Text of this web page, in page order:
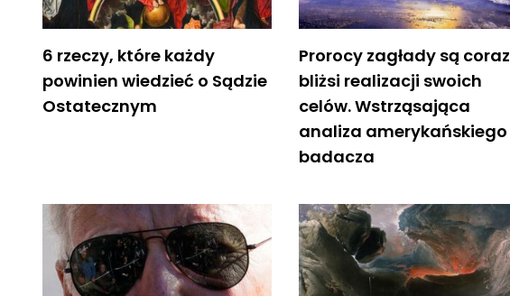
6 rzeczy, które każdy
powinien wiedzieć o Sądzie
Ostatecznym
Prorocy zagłady są coraz
bliżsi realizacji swoich
celów. Wstrząsająca
analiza amerykańskiego
badacza